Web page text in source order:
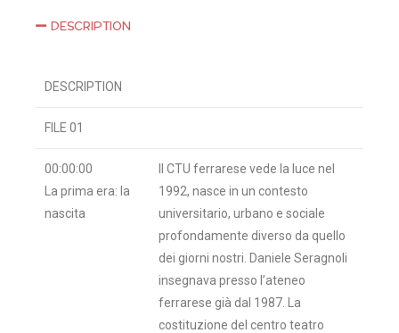
DESCRIPTION
DESCRIPTION
FILE 01
00:00:00
La prima era: la
nascita
Il CTU ferrarese vede la luce nel
1992, nasce in un contesto
universitario, urbano e sociale
profondamente diverso da quello
dei giorni nostri. Daniele Seragnoli
insegnava presso l’ateneo
ferrarese già dal 1987. La
costituzione del centro teatro